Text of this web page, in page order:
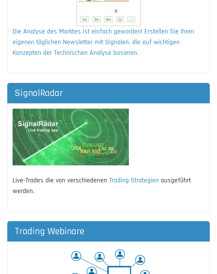
Die Analyse des Marktes ist einfach geworden! Erstellen Sie Ihren
eigenen täglichen Newsletter mit Signalen, die auf wichtigen
Konzepten der Technischen Analyse basieren.
SignalRadar
Live-Trades die von verschiedenen Trading Strategien ausgeführt
werden.
Trading Webinare